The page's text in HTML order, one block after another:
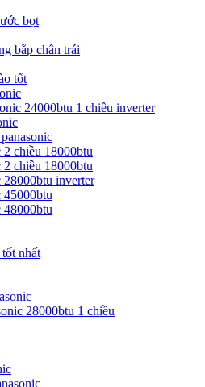
bọt
bắp chân trái
tốt
24000btu 1 chiều inverter
2 chiều 18000btu
2 chiều 18000btu
28000btu inverter
45000btu
48000btu
nhất
28000btu 1 chiều